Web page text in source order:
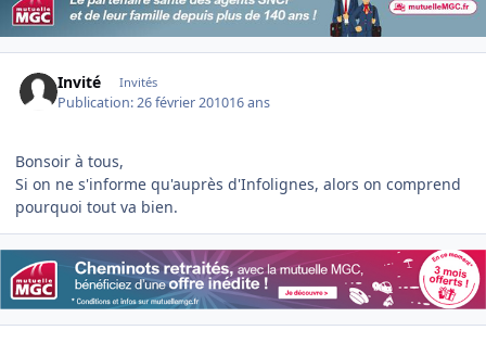
Invité Invités
Publication:26 février 201016 ans
Bonsoir à tous,
Si on ne s'informe qu'auprès d'Infolignes, alors on comprend
pourquoi tout va bien.